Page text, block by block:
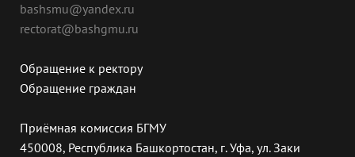
bashsmu@yandex.ru
rectorat@bashgmu.ru
Обращение к ректору
Обращение граждан
Приёмная комиссия БГМУ
450008, Республика Башкортостан, г. Уфа, ул. Заки